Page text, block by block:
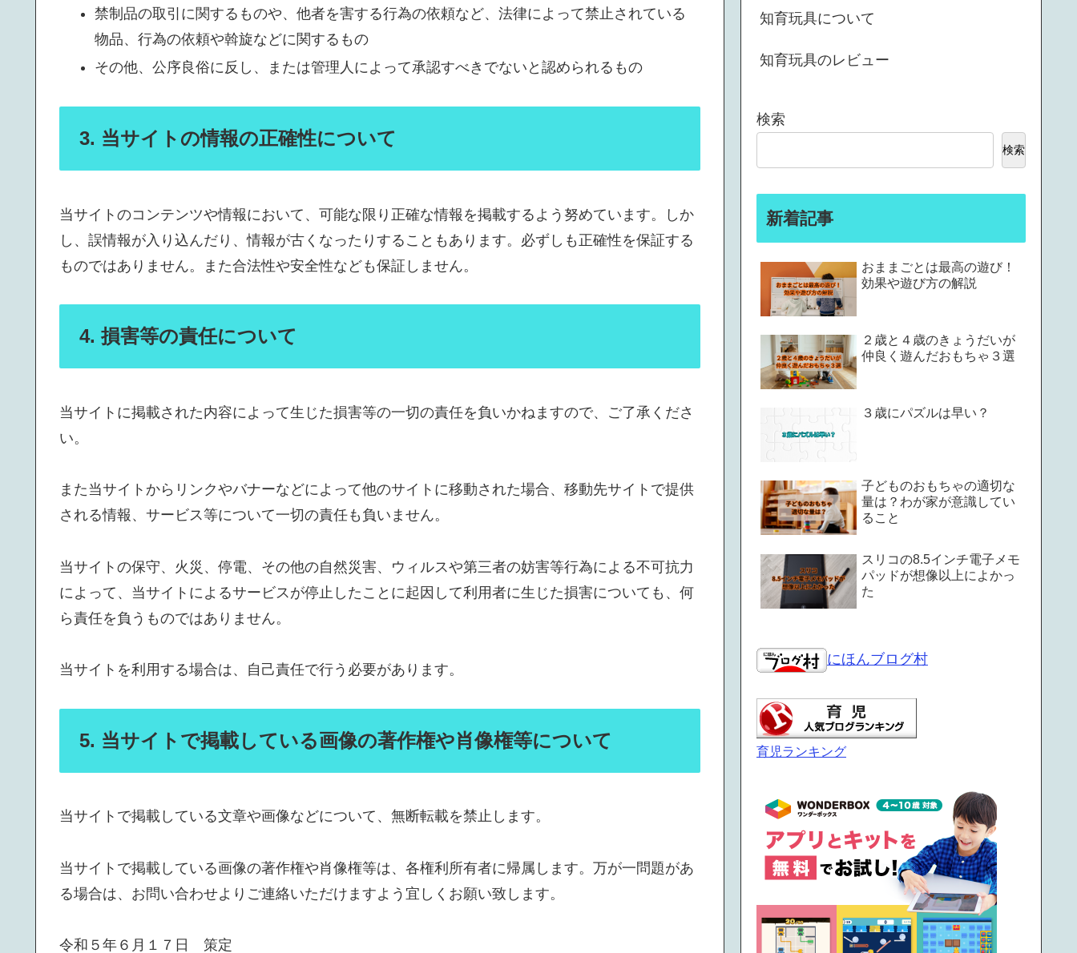
禁制品の取引に関するものや、他者を害する行為の依頼など、法律によって禁止されている
物品、行為の依頼や斡旋などに関するもの
その他、公序良俗に反し、または管理人によって承認すべきでないと認められるもの
3. 当サイトの情報の正確性について
当サイトのコンテンツや情報において、可能な限り正確な情報を掲載するよう努めています。しか
し、誤情報が入り込んだり、情報が古くなったりすることもあります。必ずしも正確性を保証する
ものではありません。また合法性や安全性なども保証しません。
4. 損害等の責任について
当サイトに掲載された内容によって生じた損害等の一切の責任を負いかねますので、ご了承くださ
い。
また当サイトからリンクやバナーなどによって他のサイトに移動された場合、移動先サイトで提供
される情報、サービス等について一切の責任も負いません。
当サイトの保守、火災、停電、その他の自然災害、ウィルスや第三者の妨害等行為による不可抗力
によって、当サイトによるサービスが停止したことに起因して利用者に生じた損害についても、何
ら責任を負うものではありません。
当サイトを利用する場合は、自己責任で行う必要があります。
5. 当サイトで掲載している画像の著作権や肖像権等について
当サイトで掲載している文章や画像などについて、無断転載を禁止します。
当サイトで掲載している画像の著作権や肖像権等は、各権利所有者に帰属します。万が一問題があ
る場合は、お問い合わせよりご連絡いただけますよう宜しくお願い致します。
令和５年６月１７日 策定
知育玩具について
知育玩具のレビュー
検索
検索
新着記事
おままごとは最高の遊び！
効果や遊び方の解説
２歳と４歳のきょうだいが
仲良く遊んだおもちゃ３選
３歳にパズルは早い？
子どものおもちゃの適切な
量は？わが家が意識してい
ること
スリコの8.5インチ電子メモ
パッドが想像以上によかっ
た
にほんブログ村
育児ランキング